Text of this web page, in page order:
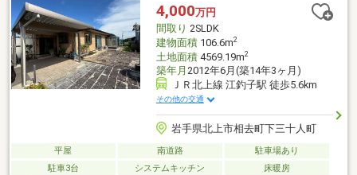
4,000万円
間取り 2SLDK
建物面積106.6m2
土地面積4569.19m2
築年月 2012年6月(築14年3ヶ月)
ＪＲ北上線 江釣子駅 徒歩5.6km
その他の交通
岩手県北上市相去町下三十人町
平屋 南道路
駐車場あり
駐車3台
システムキッチン 床暖房